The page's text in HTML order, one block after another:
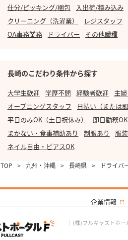
仕分/ピッキング/梱包 入出荷/積み込み
クリーニング（洗濯業）
レジスタッフ
OA事務業務
ドライバー その他職種
長崎のこだわり条件から探す
大学生歓迎 学歴不問 経験者歓迎 主
オープニングスタッフ
日払い（または即
平日のみOK（土日祝休み）
即日勤務OK
まかない・食事補助あり
制服あり 服
ネイル自由・ピアスOK
TOP > 九州・沖縄 > 長崎県 > ドライバ
企業情報
｜ (株)フルキャストホー